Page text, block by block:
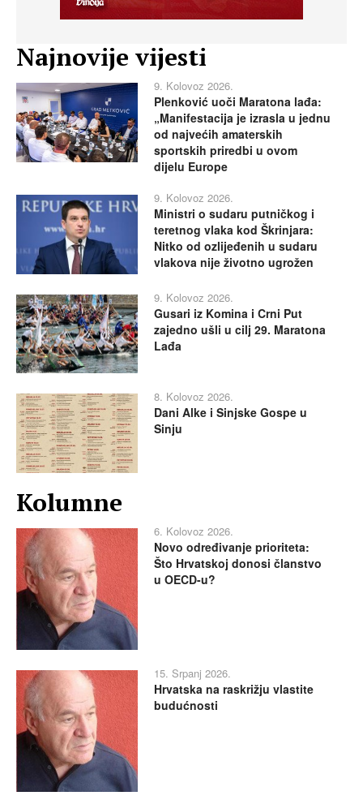
Najnovije vijesti
9. Kolovoz 2026.
Plenković uoči Maratona lađa:
„Manifestacija je izrasla u jednu
od najvećih amaterskih
sportskih priredbi u ovom
dijelu Europe
9. Kolovoz 2026.
Ministri o sudaru putničkog i
teretnog vlaka kod Škrinjara:
Nitko od ozlijeđenih u sudaru
vlakova nije životno ugrožen
9. Kolovoz 2026.
Gusari iz Komina i Crni Put
zajedno ušli u cilj 29. Maratona
Lađa
8. Kolovoz 2026.
Dani Alke i Sinjske Gospe u
Sinju
Kolumne
6. Kolovoz 2026.
Novo određivanje prioriteta:
Što Hrvatskoj donosi članstvo
u OECD-u?
15. Srpanj 2026.
Hrvatska na raskrižju vlastite
budućnosti